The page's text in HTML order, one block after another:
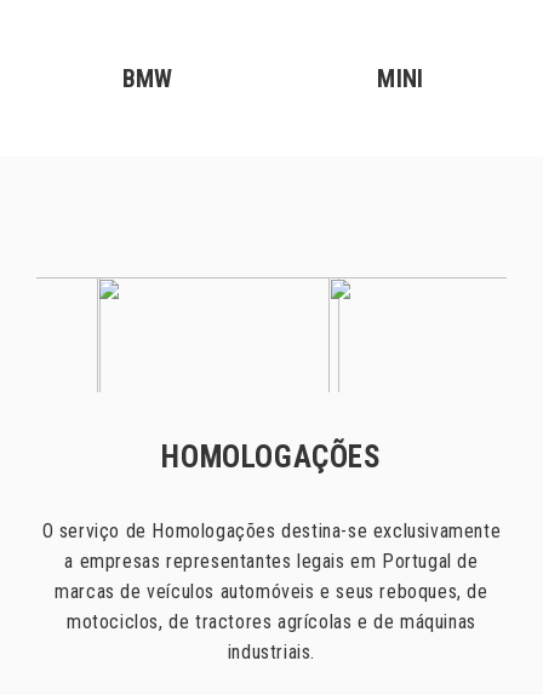
HOMEPAGE
AUTO INFORMA
BMW MINI
HOMOLOGAÇÕES
O serviço de Homologações destina-se exclusivamente
a empresas representantes legais em Portugal de
marcas de veículos automóveis e seus reboques, de
motociclos, de tractores agrícolas e de máquinas
industriais.